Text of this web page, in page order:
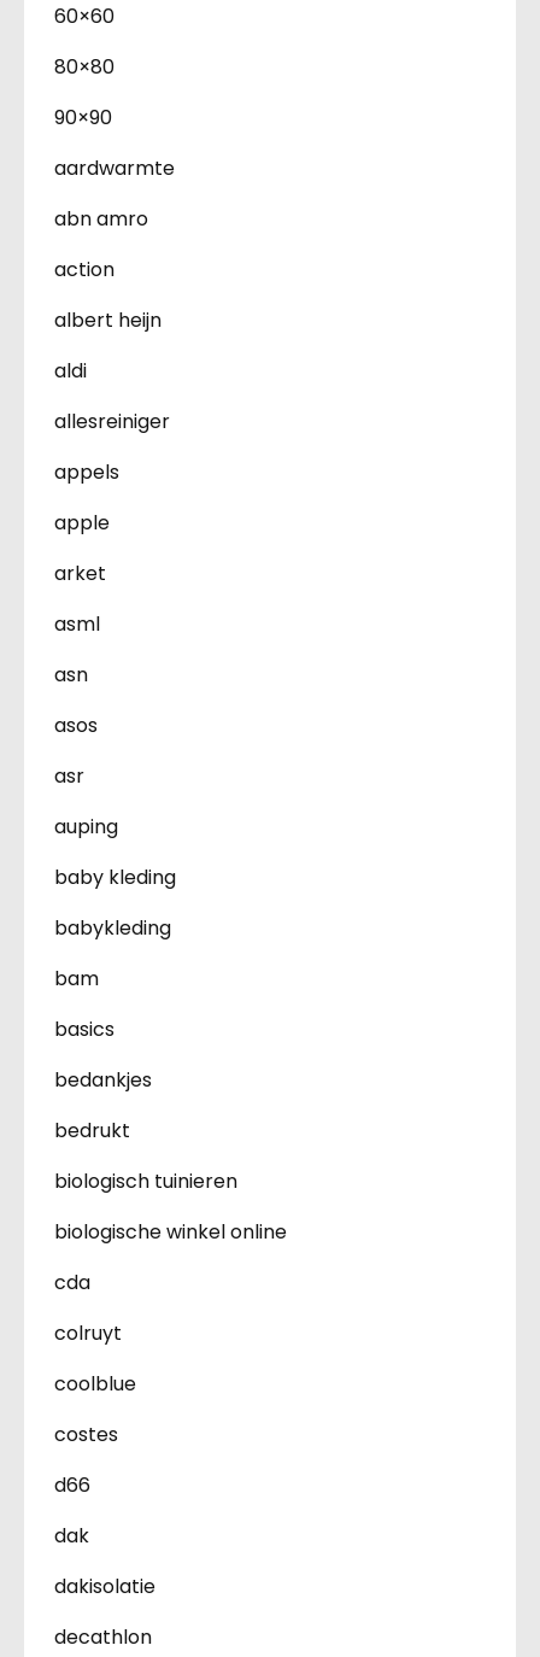
60×60
80×80
90×90
aardwarmte
abn amro
action
albert heijn
aldi
allesreiniger
appels
apple
arket
asml
asn
asos
asr
auping
baby kleding
babykleding
bam
basics
bedankjes
bedrukt
biologisch tuinieren
biologische winkel online
cda
colruyt
coolblue
costes
d66
dak
dakisolatie
decathlon